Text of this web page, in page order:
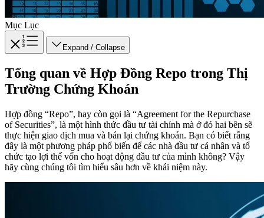
Mục Lục
Expand / Collapse
Tổng quan về Hợp Đồng Repo trong Thị
Trường Chứng Khoán
Hợp đồng “Repo”, hay còn gọi là “Agreement for the Repurchase
of Securities”, là một hình thức đầu tư tài chính mà ở đó hai bên sẽ
thực hiện giao dịch mua và bán lại chứng khoán. Bạn có biết rằng
đây là một phương pháp phổ biến để các nhà đầu tư cá nhân và tổ
chức tạo lợi thế vốn cho hoạt động đầu tư của mình không? Vậy
hãy cùng chúng tôi tìm hiểu sâu hơn về khái niệm này.